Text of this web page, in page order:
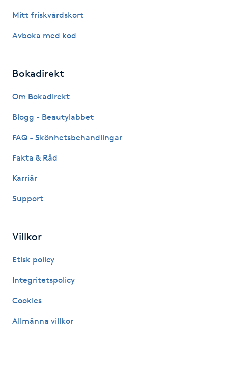
Gellack
Gravidmassage
Gruppträning
Gua Sha-massage
H
Hatha Yoga
Headspa
Healing
Herrklippning
HIFU
Hollywood Peel
Mitt friskvårdskort
Avboka med kod
Bokadirekt
Om Bokadirekt
Blogg - Beautylabbet
FAQ - Skönhetsbehandlingar
Fakta & Råd
Karriär
Support
Villkor
Etisk policy
Integritetspolicy
Cookies
Allmänna villkor